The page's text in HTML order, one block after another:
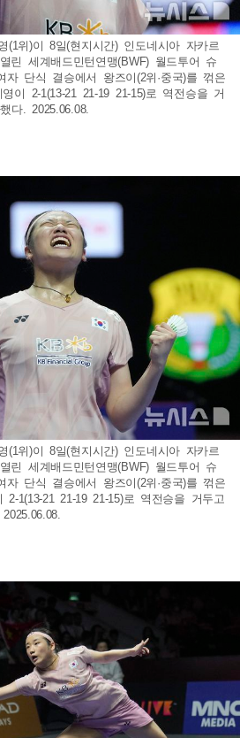
(1위)이 8일(현지시간) 인도네시아 자카르
린 세계배드민턴연맹(BWF) 월드투어 슈
단식 결승에서 왕즈이(2위·중국)를 꺾은
이 2-1(13-21 21-19 21-15)로 역전승을 거
다. 2025.06.08.
(1위)이 8일(현지시간) 인도네시아 자카르
린 세계배드민턴연맹(BWF) 월드투어 슈
단식 결승에서 왕즈이(2위·중국)를 꺾은
1(13-21 21-19 21-15)로 역전승을 거두고